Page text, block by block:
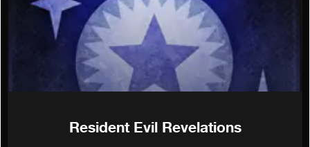
Resident Evil Revelations